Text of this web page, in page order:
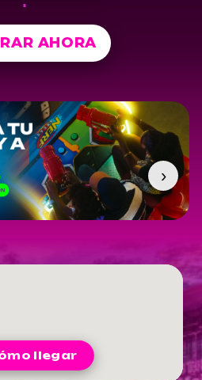
AHORA
›
llegar